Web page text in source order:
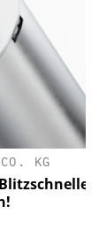
KG